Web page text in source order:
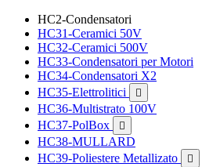
HC2-Condensatori
HC31-Ceramici 50V
HC32-Ceramici 500V
HC33-Condensatori per Motori
HC34-Condensatori X2
HC35-Elettrolitici

HC36-Multistrato 100V
HC37-PolBox

HC38-MULLARD
HC39-Poliestere Metallizato
